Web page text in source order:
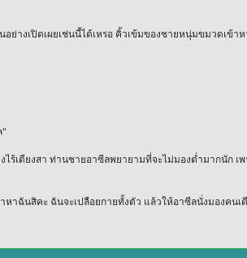
ย่างเปิดเผยเช่นนี้ได้เหรอ คิ้วเข้มของชายหนุ่มขมวดเข้า
"
ไร้เดียงสา ท่านชายอาซีลพยายามที่จะไม่มองต่ำมากนัก เ
หาฉันสิคะ ฉันจะเปลือยกายทั้งตัว แล้วให้อาซีลนั่งมองคนเ